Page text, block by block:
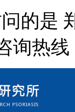
的是
询热线